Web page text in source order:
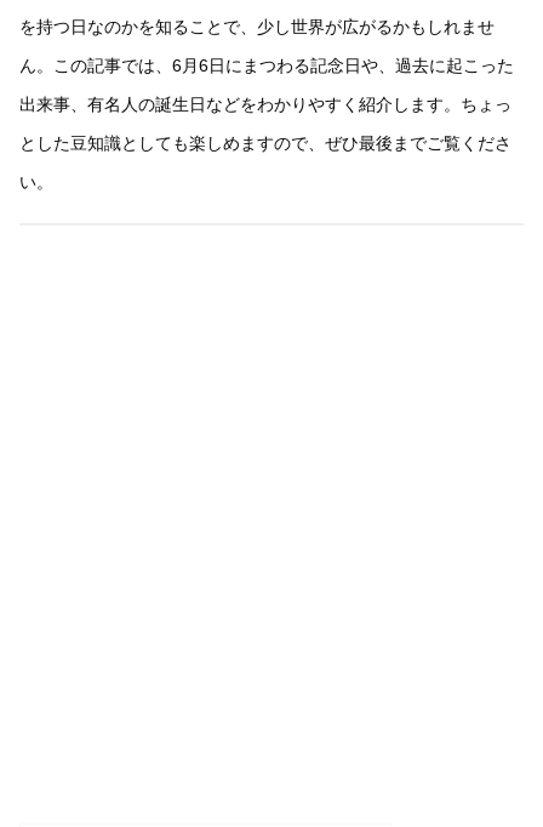
を持つ日なのかを知ることで、少し世界が広がるかもしれませ
ん。この記事では、6月6日にまつわる記念日や、過去に起こった
出来事、有名人の誕生日などをわかりやすく紹介します。ちょっ
とした豆知識としても楽しめますので、ぜひ最後までご覧くださ
い。